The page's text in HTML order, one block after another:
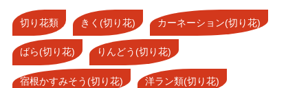
切り花類 きく(切り花) カーネーション(切り花)
ばら(切り花) りんどう(切り花)
宿根かすみそう(切り花) 洋ラン類(切り花)